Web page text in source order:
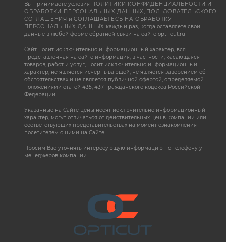
Вы принимаете условия ПОЛИТИКИ КОНФИДЕНЦИАЛЬНОСТИ И
ОБРАБОТКИ ПЕРСОНАЛЬНЫХ ДАННЫХ, ПОЛЬЗОВАТЕЛЬСКОГО
СОГЛАШЕНИЯ иСОГЛАШАЕТЕСЬ НА ОБРАБОТКУ
ПЕРСОНАЛЬНЫХ ДАННЫХ каждый раз, когда оставляете свои
данные в любой форме обратной связи на сайте opti-cut.ru
Сайт носит исключительно информационный характер, вся
представленная на сайте информация, в частности, касающаяся
товаров, работ и услуг, носит исключительно информационный
характер, не является исчерпывающей, не является заверением об
обстоятельствах и не является публичной офертой, определяемой
положениями статей 435, 437 Гражданского кодекса Российской
Федерации.
Указанные на Сайте цены носят исключительно информационный
характер, могут отличаться от действительных цен в компании или
соответствующих представительствах на момент ознакомления
посетителем с ними на Сайте.
Просим Вас уточнять интересующую информацию по телефону у
менеджеров компании.